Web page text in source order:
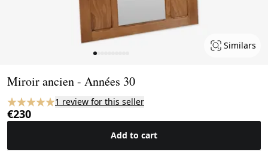
Similars
Miroir ancien - Années 30
1 review for this seller
€230
Add to cart